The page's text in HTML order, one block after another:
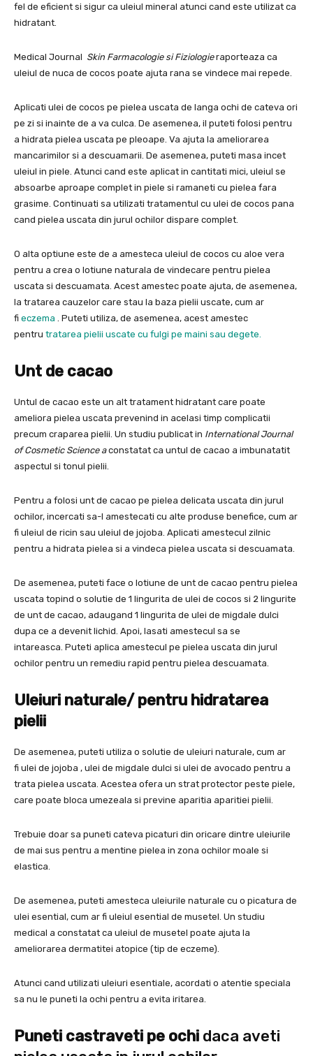
fel de eficient si sigur ca uleiul mineral atunci cand este utilizat ca
hidratant.
Medical Journal Skin Farmacologie si Fiziologieraporteaza ca
uleiul de nuca de cocos poate ajuta rana se vindece mai repede.
Aplicati ulei de cocos pe pielea uscata de langa ochi de cateva ori
pe zi si inainte de a va culca. De asemenea, il puteti folosi pentru
a hidrata pielea uscata pe pleoape. Va ajuta la ameliorarea
mancarimilor si a descuamarii. De asemenea, puteti masa incet
uleiul in piele. Atunci cand este aplicat in cantitati mici, uleiul se
absoarbe aproape complet in piele si ramaneti cu pielea fara
grasime. Continuati sa utilizati tratamentul cu ulei de cocos pana
cand pielea uscata din jurul ochilor dispare complet.
O alta optiune este de a amesteca uleiul de cocos cu aloe vera
pentru a crea o lotiune naturala de vindecare pentru pielea
uscata si descuamata. Acest amestec poate ajuta, de asemenea,
la tratarea cauzelor care stau la baza pielii uscate, cum ar
fi eczema . Puteti utiliza, de asemenea, acest amestec
pentru tratarea pielii uscate cu fulgi pe maini sau degete.
Unt de cacao
Untul de cacao este un alt tratament hidratant care poate
ameliora pielea uscata prevenind in acelasi timp complicatii
precum craparea pielii. Un studiu publicat in International Journal
of Cosmetic Science aconstatat ca untul de cacao a imbunatatit
aspectul si tonul pielii.
Pentru a folosi unt de cacao pe pielea delicata uscata din jurul
ochilor, incercati sa-l amestecati cu alte produse benefice, cum ar
fi uleiul de ricin sau uleiul de jojoba. Aplicati amestecul zilnic
pentru a hidrata pielea si a vindeca pielea uscata si descuamata.
De asemenea, puteti face o lotiune de unt de cacao pentru pielea
uscata topind o solutie de 1 lingurita de ulei de cocos si 2 lingurite
de unt de cacao, adaugand 1 lingurita de ulei de migdale dulci
dupa ce a devenit lichid. Apoi, lasati amestecul sa se
intareasca. Puteti aplica amestecul pe pielea uscata din jurul
ochilor pentru un remediu rapid pentru pielea descuamata.
Uleiuri naturale/ pentru hidratarea
pielii
De asemenea, puteti utiliza o solutie de uleiuri naturale, cum ar
fi ulei de jojoba , ulei de migdale dulci si ulei de avocado pentru a
trata pielea uscata. Acestea ofera un strat protector peste piele,
care poate bloca umezeala si previne aparitia aparitiei pielii.
Trebuie doar sa puneti cateva picaturi din oricare dintre uleiurile
de mai sus pentru a mentine pielea in zona ochilor moale si
elastica.
De asemenea, puteti amesteca uleiurile naturale cu o picatura de
ulei esential, cum ar fi uleiul esential de musetel. Un studiu
medical a constatat ca uleiul de musetel poate ajuta la
ameliorarea dermatitei atopice (tip de eczeme).
Atunci cand utilizati uleiuri esentiale, acordati o atentie speciala
sa nu le puneti la ochi pentru a evita iritarea.
Puneti castraveti pe ochi daca aveti